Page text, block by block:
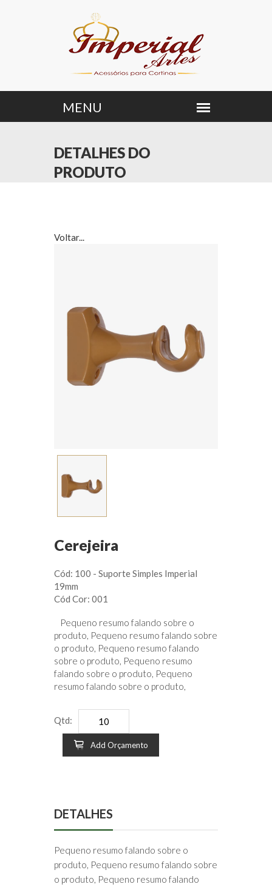
DETALHES DO
PRODUTO
Voltar...
Cerejeira
Cód: 100 - Suporte Simples Imperial
19mm
Cód Cor: 001
Pequeno resumo falando sobre o
produto, Pequeno resumo falando sobre
o produto, Pequeno resumo falando
sobre o produto, Pequeno resumo
falando sobre o produto, Pequeno
resumo falando sobre o produto,
Qtd:
Add Orçamento
DETALHES
Pequeno resumo falando sobre o
produto, Pequeno resumo falando sobre
o produto, Pequeno resumo falando